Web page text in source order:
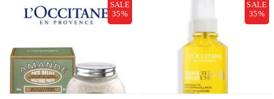
SALE
35%
SALE
35%